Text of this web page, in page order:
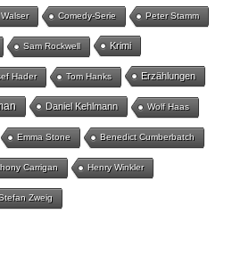
Comedy-Serie Peter Stamm
Sam Rockwell Krimi
Hader Tom Hanks Erzählungen
Daniel Kehlmann Wolf Haas
Emma Stone Benedict Cumberbatch
Carrigan Henry Winkler
Zweig